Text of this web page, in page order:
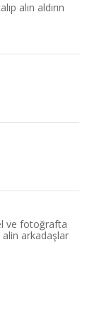
alın aldırın
ve fotoğrafta
arkadaşlar